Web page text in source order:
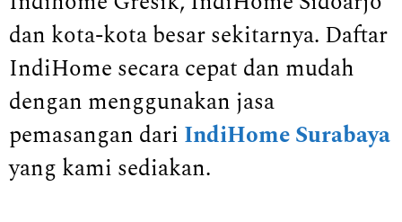
dan kota-kota besar sekitarnya. Daftar
IndiHome secara cepat dan mudah
dengan menggunakan jasa
pemasangan dari IndiHome Surabaya
yang kami sediakan.